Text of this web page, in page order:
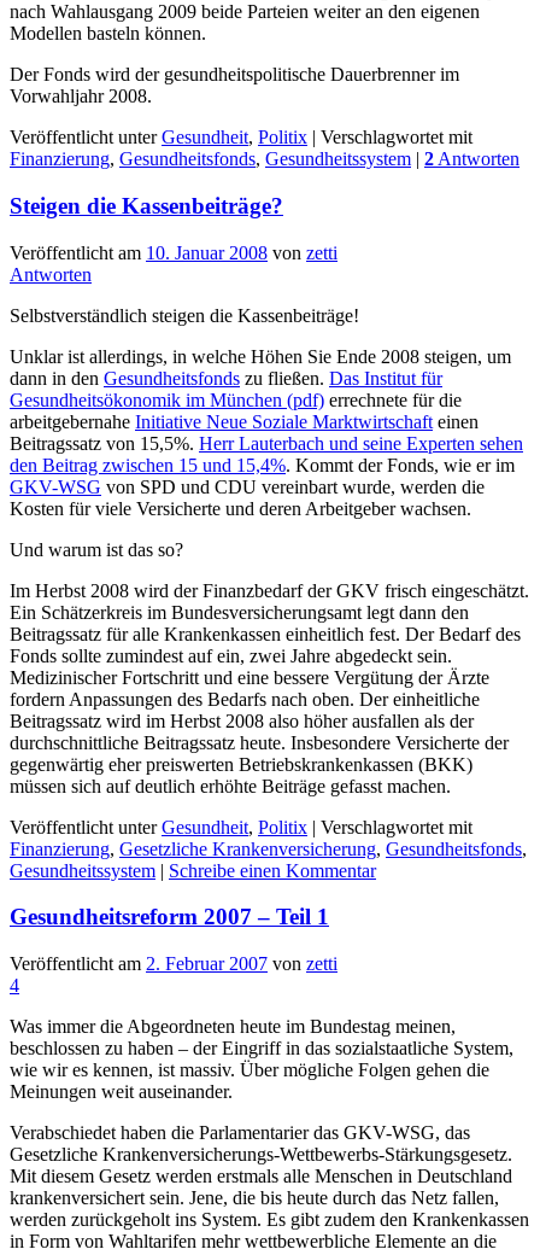
nach Wahlausgang 2009 beide Parteien weiter an den eigenen
Modellen basteln können.
Der Fonds wird der gesundheitspolitische Dauerbrenner im
Vorwahljahr 2008.
Veröffentlicht unter Gesundheit, Politix | Verschlagwortet mit
Finanzierung, Gesundheitsfonds, Gesundheitssystem | 2 Antworten
Steigen die Kassenbeiträge?
Veröffentlicht am 10. Januar 2008 von zetti
Antworten
Selbstverständlich steigen die Kassenbeiträge!
Unklar ist allerdings, in welche Höhen Sie Ende 2008 steigen, um
dann in den Gesundheitsfonds zu fließen. Das Institut für
Gesundheitsökonomik im München (pdf) errechnete für die
arbeitgebernahe Initiative Neue Soziale Marktwirtschaft einen
Beitragssatz von 15,5%. Herr Lauterbach und seine Experten sehen
den Beitrag zwischen 15 und 15,4%. Kommt der Fonds, wie er im
GKV-WSG von SPD und CDU vereinbart wurde, werden die
Kosten für viele Versicherte und deren Arbeitgeber wachsen.
Und warum ist das so?
Im Herbst 2008 wird der Finanzbedarf der GKV frisch eingeschätzt.
Ein Schätzerkreis im Bundesversicherungsamt legt dann den
Beitragssatz für alle Krankenkassen einheitlich fest. Der Bedarf des
Fonds sollte zumindest auf ein, zwei Jahre abgedeckt sein.
Medizinischer Fortschritt und eine bessere Vergütung der Ärzte
fordern Anpassungen des Bedarfs nach oben. Der einheitliche
Beitragssatz wird im Herbst 2008 also höher ausfallen als der
durchschnittliche Beitragssatz heute. Insbesondere Versicherte der
gegenwärtig eher preiswerten Betriebskrankenkassen (BKK)
müssen sich auf deutlich erhöhte Beiträge gefasst machen.
Veröffentlicht unter Gesundheit, Politix | Verschlagwortet mit
Finanzierung, Gesetzliche Krankenversicherung, Gesundheitsfonds,
Gesundheitssystem | Schreibe einen Kommentar
Gesundheitsreform 2007 – Teil 1
Veröffentlicht am 2. Februar 2007 von zetti
4
Was immer die Abgeordneten heute im Bundestag meinen,
beschlossen zu haben – der Eingriff in das sozialstaatliche System,
wie wir es kennen, ist massiv. Über mögliche Folgen gehen die
Meinungen weit auseinander.
Verabschiedet haben die Parlamentarier das GKV-WSG, das
Gesetzliche Krankenversicherungs-Wettbewerbs-Stärkungsgesetz.
Mit diesem Gesetz werden erstmals alle Menschen in Deutschland
krankenversichert sein. Jene, die bis heute durch das Netz fallen,
werden zurückgeholt ins System. Es gibt zudem den Krankenkassen
in Form von Wahltarifen mehr wettbewerbliche Elemente an die